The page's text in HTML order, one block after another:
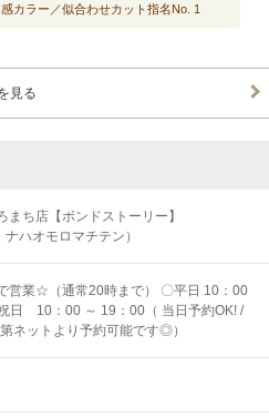
カラー／似合わせカット指名No. 1
見る
まち店【ボンドストーリー】
ハオモロマチテン）
営業☆（通常20時まで） 〇平日 10：00
日 10：00 ～ 19：00（ 当日予約OK! /
ネットより予約可能です◎）